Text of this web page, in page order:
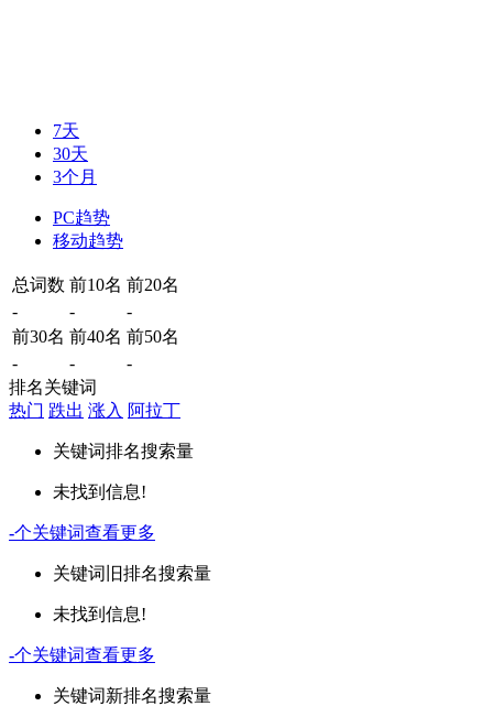
7天
30天
3个月
PC趋势
移动趋势
总词数 前10名 前20名
-
-
-
前30名 前40名 前50名
-
-
-
排名关键词
热门 跌出 涨入 阿拉丁
关键词排名搜索量
未找到信息!
-个关键词查看更多
关键词 旧排名搜索量
未找到信息!
-个关键词查看更多
关键词新排名搜索量